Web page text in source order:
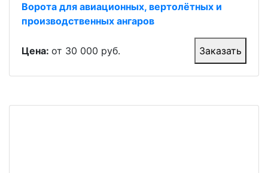
Ворота для авиационных, вертолётных и
производственных ангаров
Цена: от 30 000 руб. Заказать